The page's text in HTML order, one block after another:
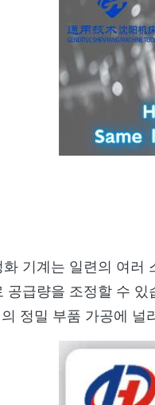
기계는 일련의 여
공급량을 조정할 수
정밀 부품 가공에 널